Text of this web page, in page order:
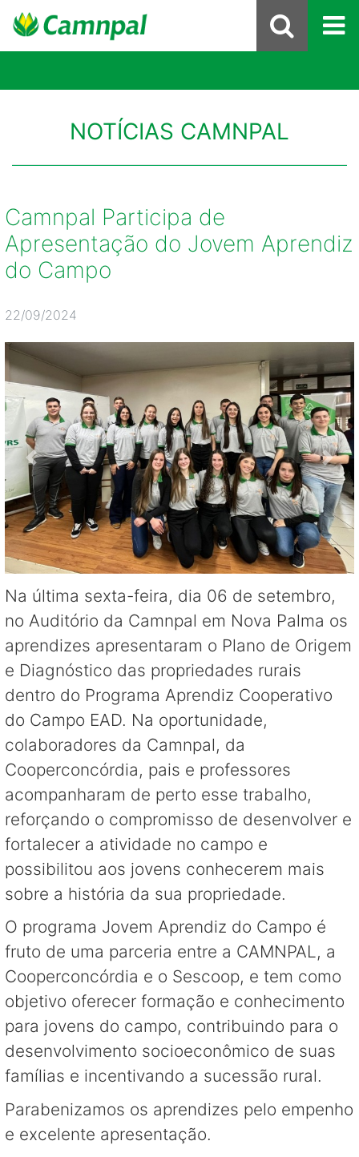
NOTÍCIAS CAMNPAL
Camnpal Participa de
Apresentação do Jovem Aprendiz
do Campo
22/09/2024
Na última sexta-feira, dia 06 de setembro,
no Auditório da Camnpal em Nova Palma os
aprendizes apresentaram o Plano de Origem
e Diagnóstico das propriedades rurais
dentro do Programa Aprendiz Cooperativo
do Campo EAD. Na oportunidade,
colaboradores da Camnpal, da
Cooperconcórdia, pais e professores
acompanharam de perto esse trabalho,
reforçando o compromisso de desenvolver e
fortalecer a atividade no campo e
possibilitou aos jovens conhecerem mais
sobre a história da sua propriedade.
O programa Jovem Aprendiz do Campo é
fruto de uma parceria entre a CAMNPAL, a
Cooperconcórdia e o Sescoop, e tem como
objetivo oferecer formação e conhecimento
para jovens do campo, contribuindo para o
desenvolvimento socioeconômico de suas
famílias e incentivando a sucessão rural.
Parabenizamos os aprendizes pelo empenho
e excelente apresentação.